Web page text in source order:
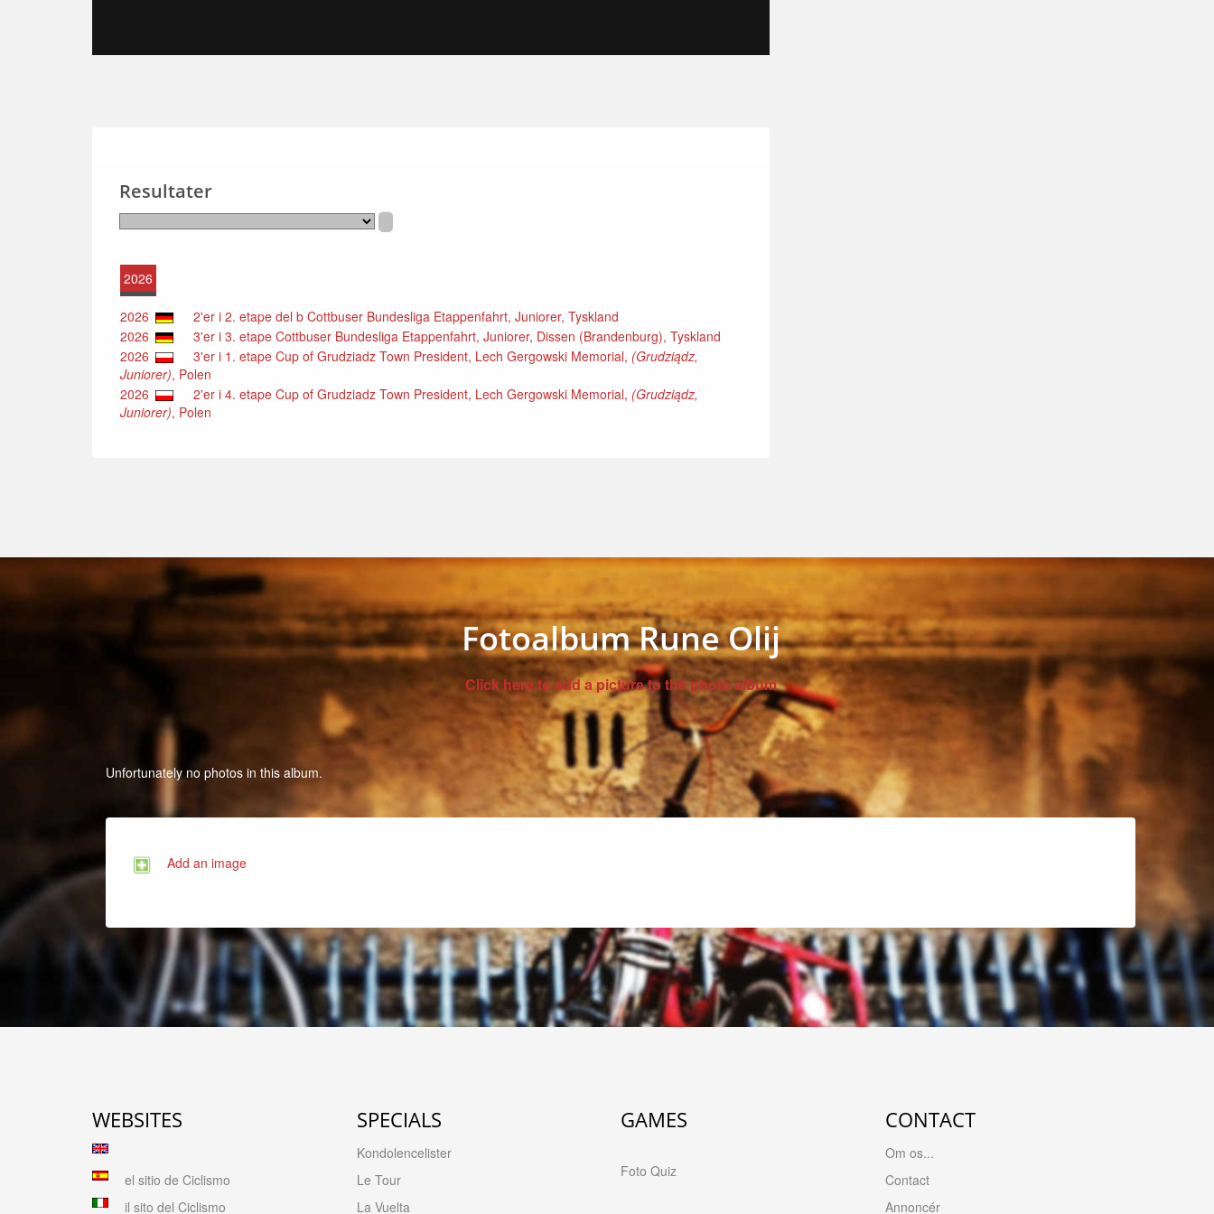
Resultater
2026
2026
2'er i 2. etape del b Cottbuser Bundesliga Etappenfahrt, Juniorer, Tyskland
2026
3'er i 3. etape Cottbuser Bundesliga Etappenfahrt, Juniorer, Dissen (Brandenburg), Tyskland
2026
3'er i 1. etape Cup of Grudziadz Town President, Lech Gergowski Memorial, (Grudziądz,
Juniorer), Polen
2026
2'er i 4. etape Cup of Grudziadz Town President, Lech Gergowski Memorial, (Grudziądz,
Juniorer), Polen
Fotoalbum Rune Olij
Click here to add a picture to the photo album
Unfortunately no photos in this album.
Add an image
WEBSITES
el sitio de Ciclismo
il sito del Ciclismo
SPECIALS
Kondolencelister
Le Tour
La Vuelta
GAMES
Foto Quiz
CONTACT
Om os...
Contact
Annoncér